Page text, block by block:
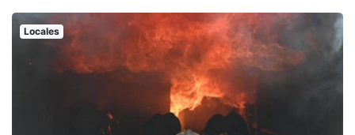
Locales